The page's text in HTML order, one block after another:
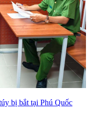
bị bắt tại Phú Quốc